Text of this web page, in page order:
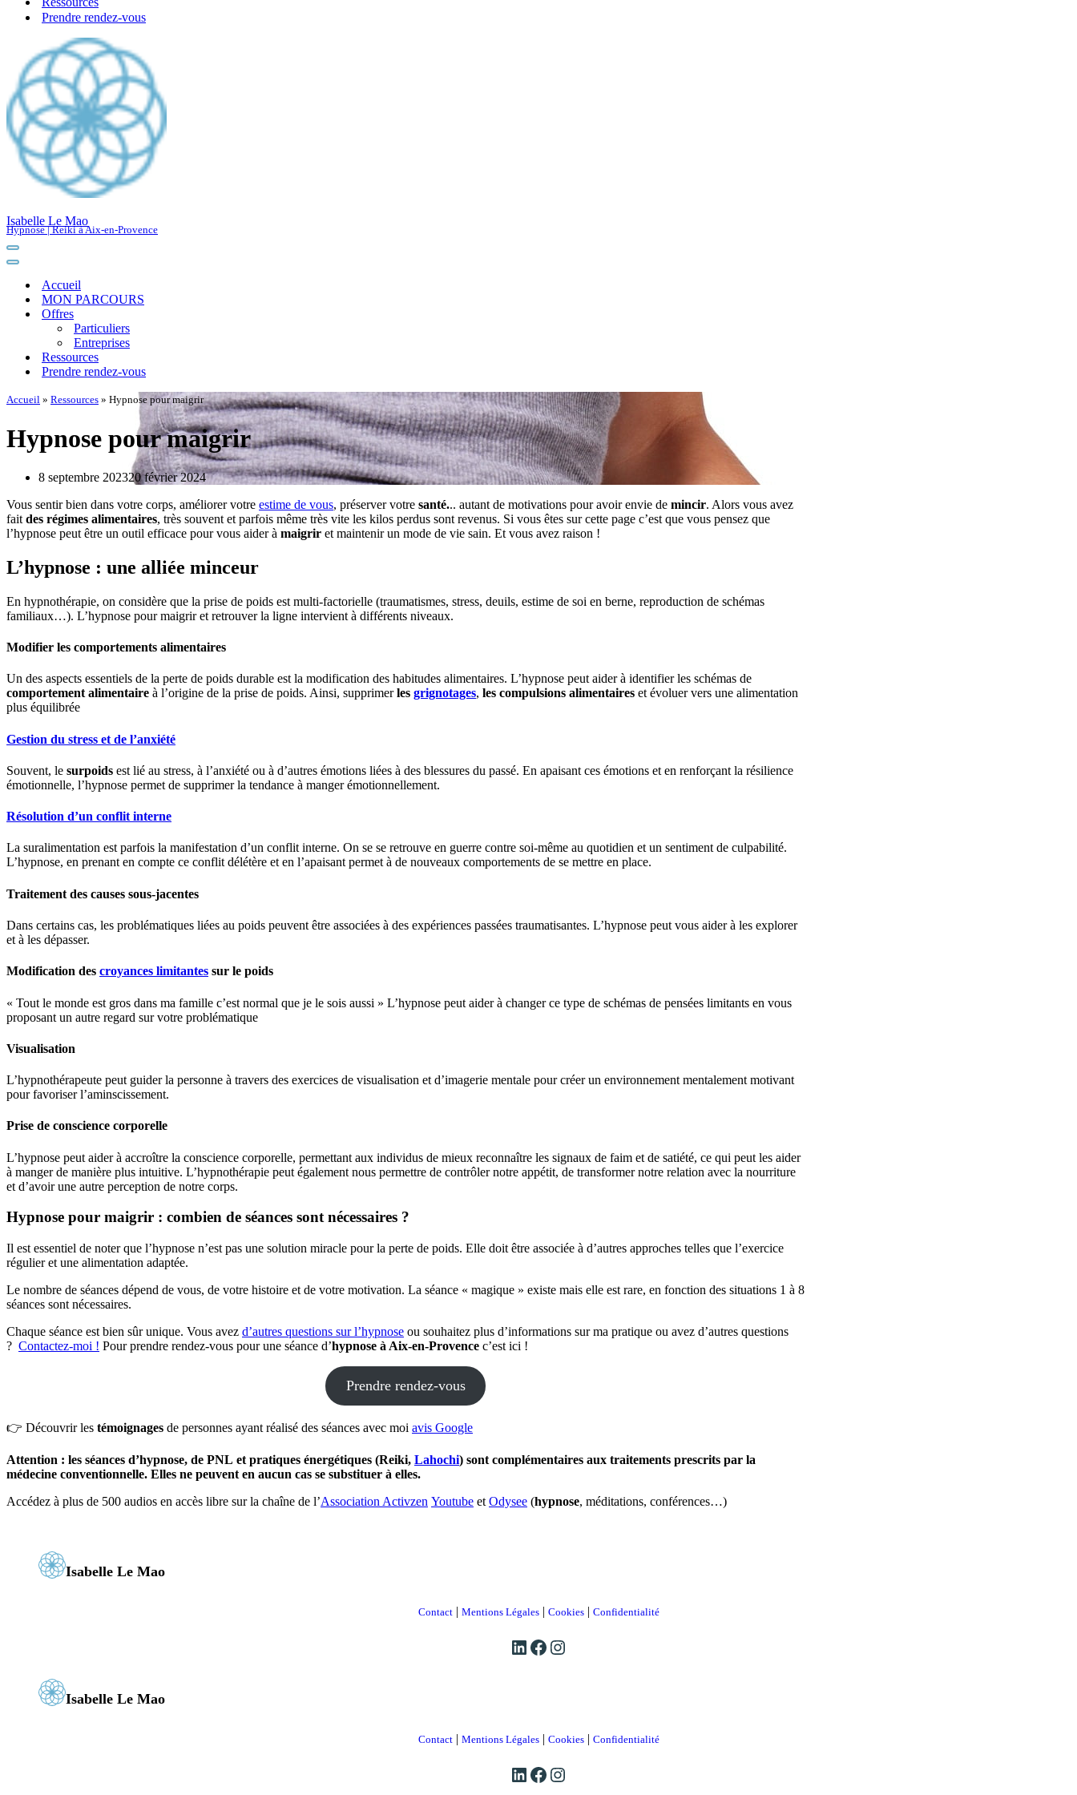
Prendre rendez-vous
Isabelle Le Mao
Hypnose | Reiki à Aix-en-Provence
Menu
de
Menu
navigationAccueil
MON PARCOURS
Offres
Particuliers
Entreprises
Ressources
Prendre rendez-vous
Accueil » Ressources » Hypnose pour maigrir
Hypnose pour maigrir
8 septembre 202320 février 2024
Vous sentir bien dans votre corps, améliorer votre estime de vous, préserver votre santé... autant de motivations pour avoir envie de mincir. Alors vous avez
fait des régimes alimentaires, très souvent et parfois même très vite les kilos perdus sont revenus. Si vous êtes sur cette page c’est que vous pensez que
l’hypnose peut être un outil efficace pour vous aider à maigrir et maintenir un mode de vie sain. Et vous avez raison !
L’hypnose : une alliée minceur
En hypnothérapie, on considère que la prise de poids est multi-factorielle (traumatismes, stress, deuils, estime de soi en berne, reproduction de schémas
familiaux…). L’hypnose pour maigrir et retrouver la ligne intervient à différents niveaux.
Modifier les comportements alimentaires
Un des aspects essentiels de la perte de poids durable est la modification des habitudes alimentaires. L’hypnose peut aider à identifier les schémas de
comportement alimentaire à l’origine de la prise de poids. Ainsi, supprimerles grignotages, les compulsions alimentaires et évoluer vers une alimentation
plus équilibrée
Gestion du stress et de l’anxiété
Souvent, le surpoids est lié au stress, à l’anxiété ou à d’autres émotions liées à des blessures du passé. En apaisant ces émotions et en renforçant la résilience
émotionnelle, l’hypnose permet de supprimer la tendance à manger émotionnellement.
Résolution d’un conflit interne
La suralimentation est parfois la manifestation d’un conflit interne. On se se retrouve en guerre contre soi-même au quotidien et un sentiment de culpabilité.
L’hypnose, en prenant en compte ce conflit délétère et en l’apaisant permet à de nouveaux comportements de se mettre en place.
Traitement des causes sous-jacentes
Dans certains cas, les problématiques liées au poids peuvent être associées à des expériences passées traumatisantes. L’hypnose peut vous aider à les explorer
et à les dépasser.
Modification des croyances limitantes sur le poids
« Tout le monde est gros dans ma famille c’est normal que je le sois aussi » L’hypnose peut aider à changer ce type de schémas de pensées limitants en vous
proposant un autre regard sur votre problématique
Visualisation
L’hypnothérapeute peut guider la personne à travers des exercices de visualisation et d’imagerie mentale pour créer un environnement mentalement motivant
pour favoriser l’aminscissement.
Prise de conscience corporelle
L’hypnose peut aider à accroître la conscience corporelle, permettant aux individus de mieux reconnaître les signaux de faim et de satiété, ce qui peut les aider
à manger de manière plus intuitive. L’hypnothérapie peut également nous permettre de contrôler notre appétit, de transformer notre relation avec la nourriture
et d’avoir une autre perception de notre corps.
Hypnose pour maigrir : combien de séances sont nécessaires ?
Il est essentiel de noter que l’hypnose n’est pas une solution miracle pour la perte de poids. Elle doit être associée à d’autres approches telles que l’exercice
régulier et une alimentation adaptée.
Le nombre de séances dépend de vous, de votre histoire et de votre motivation. La séance « magique » existe mais elle est rare, en fonction des situations 1 à 8
séances sont nécessaires.
Chaque séance est bien sûr unique. Vous avez d’autres questions sur l’hypnose ou souhaitez plus d’informations sur ma pratique ou avez d’autres questions
? Contactez-moi ! Pour prendre rendez-vous pour une séance d’hypnose à Aix-en-Provence c’est ici !
Prendre rendez-vous
👉 Découvrir les témoignages de personnes ayant réalisé des séances avec moi avis Google
Attention : les séances d’hypnose, de PNL et pratiques énergétiques (Reiki, Lahochi) sont complémentaires aux traitements prescrits par la
médecine conventionnelle. Elles ne peuvent en aucun cas se substituer à elles.
Accédez à plus de 500 audios en accès libre sur la chaîne de l’Association Activzen Youtube et Odysee (hypnose, méditations, conférences…)
Isabelle Le Mao
Contact| Mentions Légales| Cookies| Confidentialité
LinkedIn
Facebook
Instagram
Isabelle Le Mao
Contact| Mentions Légales| Cookies| Confidentialité
LinkedIn
Facebook
Instagram